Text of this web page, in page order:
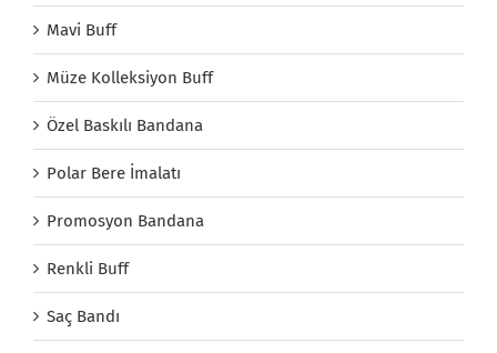
Mavi Buff
Müze Kolleksiyon Buff
Özel Baskılı Bandana
Polar Bere İmalatı
Promosyon Bandana
Renkli Buff
Saç Bandı